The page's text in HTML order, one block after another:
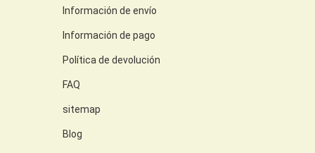
Información de envío
Información de pago
Política de devolución
FAQ
sitemap
Blog